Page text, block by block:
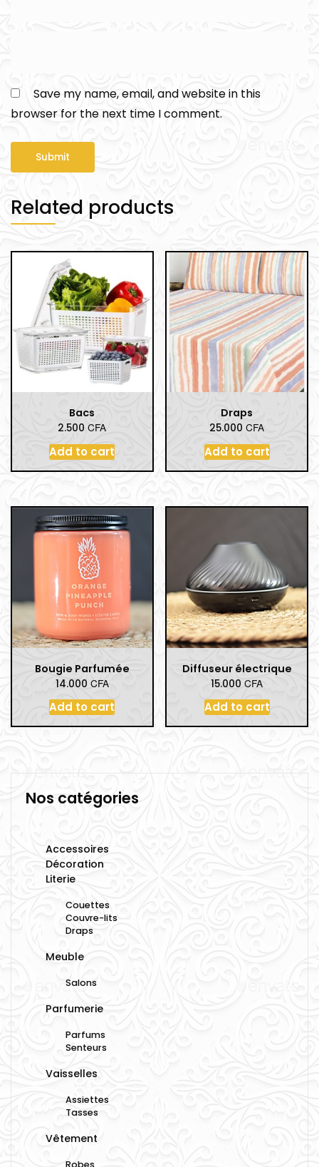
Save my name, email, and website in this
browser for the next time I comment.
Related products
Bacs
2.500CFA
Add to cart
Draps
25.000CFA
Add to cart
Bougie Parfumée
14.000 CFA
Add to cart
Diffuseur électrique
15.000CFA
Add to cart
Nos catégories
Accessoires
Décoration
Literie
Couettes
Couvre-lits
Draps
Meuble
Salons
Parfumerie
Parfums
Senteurs
Vaisselles
Assiettes
Tasses
Vêtement